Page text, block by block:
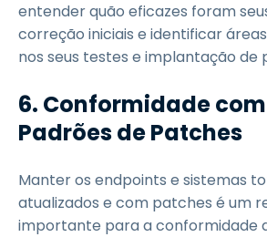
entender quão eficazes foram
correção iniciais e identificar
nos seus testes e implantação de
6. Conformidade
Padrões de Patches
Manter os endpoints e sistemas
atualizados e com patches é um
importante para a conformidade